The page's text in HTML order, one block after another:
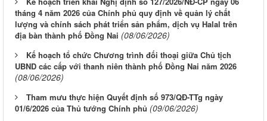
tháng 4 năm 2026 của Chính phủ quy định về quản lý chất
lượng và chính sách phát triển sản phẩm, dịch vụ Halal trên
địa bàn thành phố Đồng Nai (08/06/2026)
Kế hoạch tổ chức Chương trình đối thoại giữa Chủ tịch
UBND các cấp với thanh niên thành phố Đồng Nai năm 2026
(08/06/2026)
Tham mưu thực hiện Quyết định số 973/QĐ-TTg ngày
01/6/2026 của Thủ tướng Chính phủ (09/06/2026)